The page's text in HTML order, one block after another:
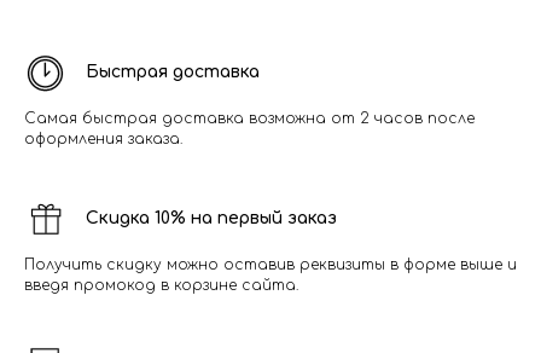
Быстрая доставка
Самая быстрая доставка возможна от 2 часов после
оформления заказа.
Скидка 10% на первый заказ
Получить скидку можно оставив реквизиты в форме выше и
введя промокод в корзине сайта.